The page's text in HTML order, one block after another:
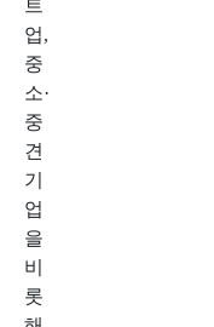
트
업,
중
소·
중
견
기
업
을
비
롯